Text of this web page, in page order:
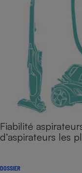
Fiabilité
d’aspirateurs les
DOSSIER